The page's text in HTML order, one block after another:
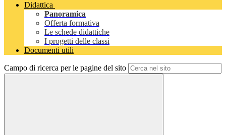
Didattica
Panoramica
Offerta formativa
Le schede didattiche
I progetti delle classi
Documenti utili
Campo di ricerca per le pagine del sito